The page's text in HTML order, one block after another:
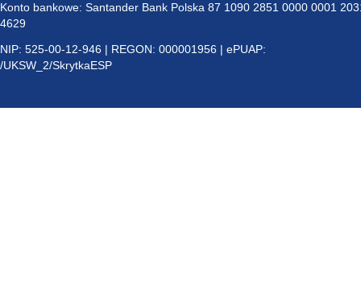
Konto bankowe: Santander Bank Polska 87 1090 2851 0000 0001
4629
NIP: 525-00-12-946 | REGON: 000001956 | ePUAP:
/UKSW_2/SkrytkaESP